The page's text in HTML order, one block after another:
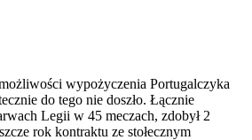
wypożyczenia Portugalczyka
do tego nie doszło. Łącznie
Legii w 45 meczach, zdobył 2
rok kontraktu ze stołecznym